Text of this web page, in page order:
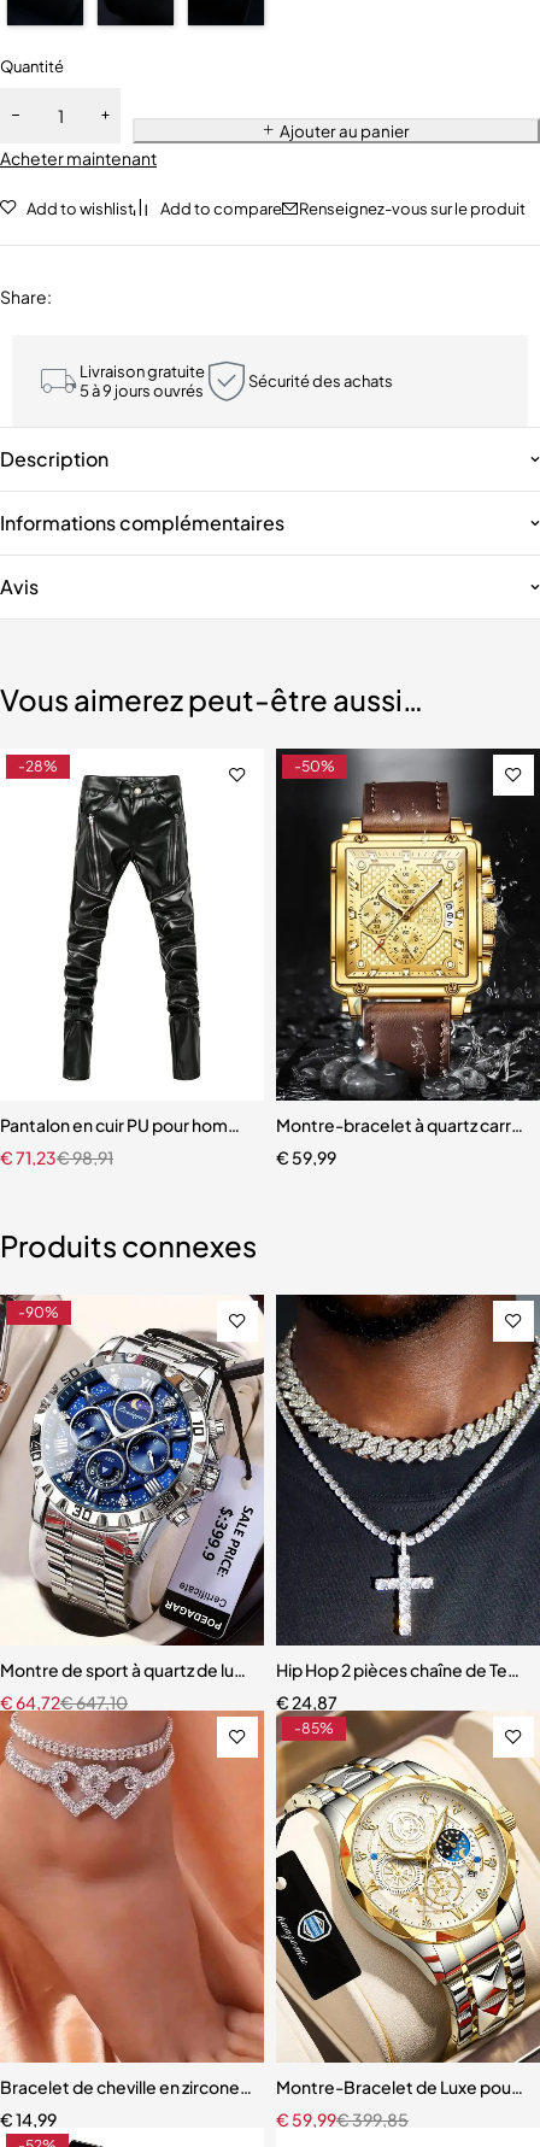
Quantité
Ajouter au panier
Acheter maintenant
Add to wishlist Add to compare Renseignez-vous sur le produit
Share:
Livraison gratuite
5 à 9 jours ouvrés
Sécurité des achats
Description
Informations complémentaires
Avis
Vous aimerez peut-être aussi…
pour hommes
-28%
Pantalon en cuir PU pour homme
€98,91
€71,23
-50%
Montre-bracelet à quartz carrée
€ 59,99
Produits connexes
-90%
Montre de sport à quartz de luxe pour homme
€647,10
€64,72
Hip Hop 2 pièces chaîne de
€24,87
Bracelet de cheville en zircone cubique pour femme
€14,99
-85%
Montre-Bracelet de Luxe pour
€399,85
€ 59,99